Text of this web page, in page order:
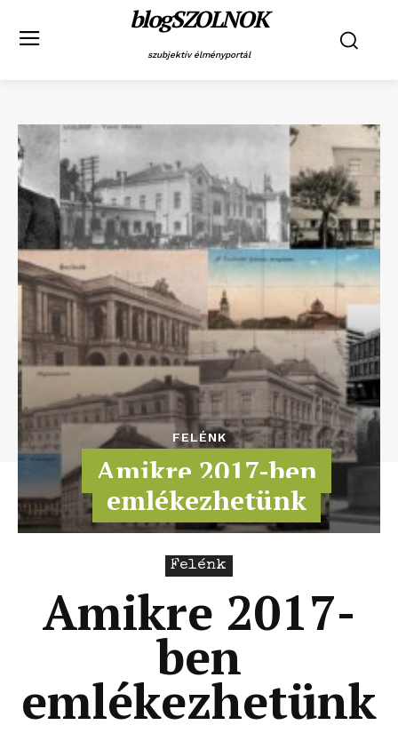
blogSZOLNOK
szubjektív élményportál
FELÉNK
Amikre 2017-ben
emlékezhetünk
Felénk
Amikre 2017-
ben
emlékezhetünk